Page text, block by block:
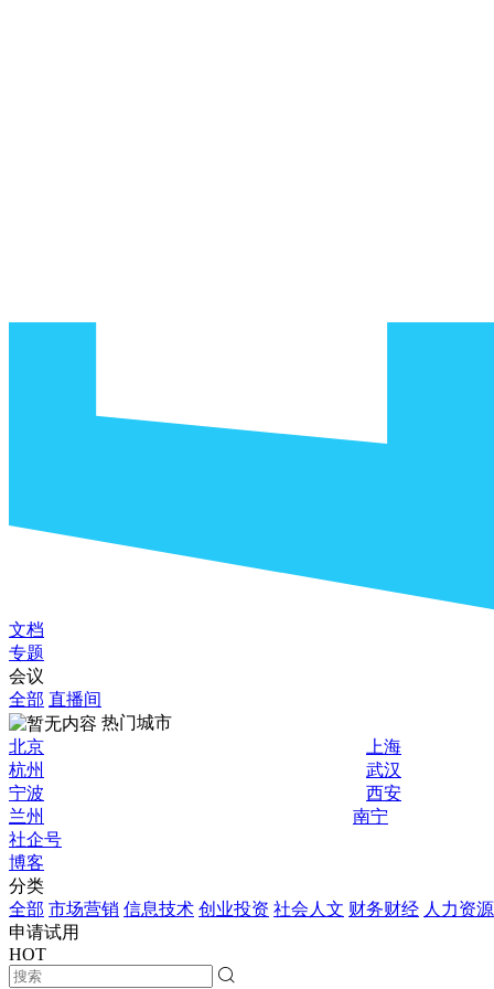
文档
专题
会议
全部 直播间
热门城市
北京
上海
杭州
武汉
宁波
西安
兰州
南宁
社企号
博客
分类
全部 市场营销 信息技术 创业投资 社会人文 财务财经 人力资源
申请试用
HOT